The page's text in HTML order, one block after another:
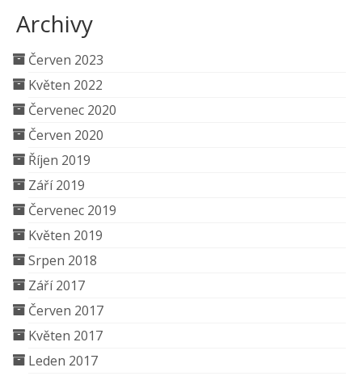
Archivy
Červen 2023
Květen 2022
Červenec 2020
Červen 2020
Říjen 2019
Září 2019
Červenec 2019
Květen 2019
Srpen 2018
Září 2017
Červen 2017
Květen 2017
Leden 2017